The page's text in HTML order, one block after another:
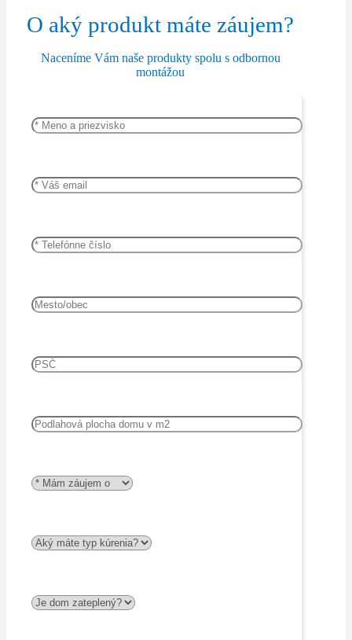
All
O aký produkt máte záujem?
Naceníme Vám naše produkty spolu s odbornou
montážou